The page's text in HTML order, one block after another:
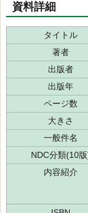
資料詳細
タイトル
著者
出版者
出版年
ページ数
大きさ
一般件名
NDC分類(10
内容紹介